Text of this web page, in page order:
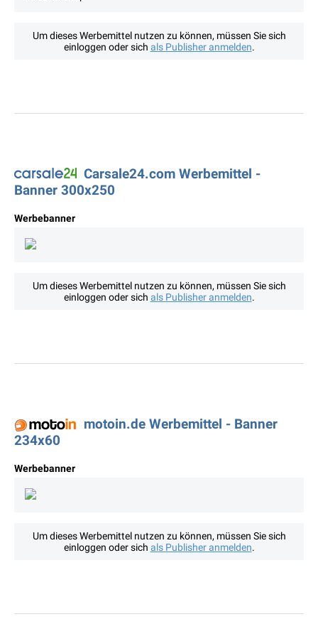
Um dieses Werbemittel nutzen zu können, müssen Sie sich
einloggen oder sich als Publisher anmelden.
Carsale24.com Werbemittel -
Banner 300x250
Werbebanner
Um dieses Werbemittel nutzen zu können, müssen Sie sich
einloggen oder sich als Publisher anmelden.
motoin.de Werbemittel - Banner
234x60
Werbebanner
Um dieses Werbemittel nutzen zu können, müssen Sie sich
einloggen oder sich als Publisher anmelden.